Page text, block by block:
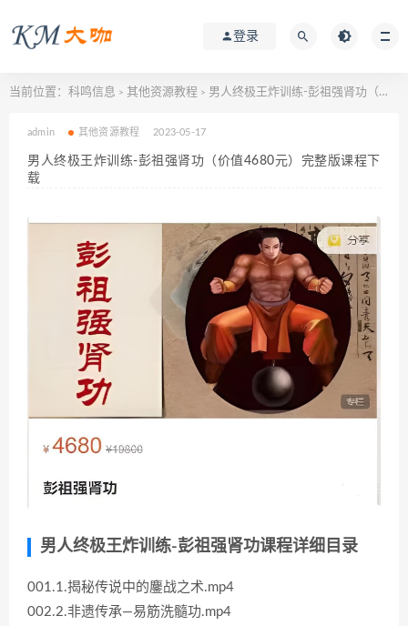
登录
当前位置： 科鸣信息 > 其他资源教程 > 男人终极王炸训练-彭祖强肾功（价值4680元）完整版课程下载
admin 其他资源教程 2023-05-17
男人终极王炸训练-彭祖强肾功（价值4680元）完整版课程下
载
男人终极王炸训练-彭祖强肾功课程详细目录
001.1.揭秘传说中的鏖战之术.mp4
002.2.非遗传承—易筋洗髓功.mp4